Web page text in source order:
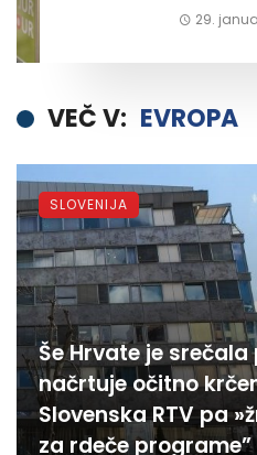
29.
VEČ V: EVROPA
Še Hrvate je srečala
načrtuje očitno
Slovenska RTV pa
za rdeče programe”
SLOVENIJA